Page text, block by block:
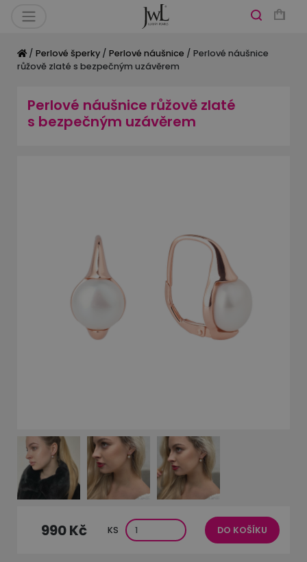
/ Perlové šperky / Perlové náušnice / Perlové náušnice
růžově zlaté s bezpečným uzávěrem
Perlové náušnice růžově zlaté
s bezpečným uzávěrem
990 Kč KS DO KOŠÍKU